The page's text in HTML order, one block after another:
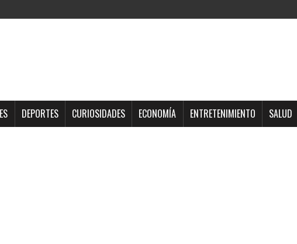
DEPORTES CURIOSIDADES ECONOMÍA ENTRETENIMIENTO SALUD